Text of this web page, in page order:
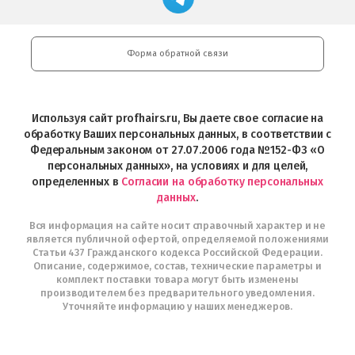
Play
профессиональной
Professional
и
Интернет-
Telegram
Форма обратной связи
Используя сайт profhairs.ru, Вы даете свое согласие на
обработку Ваших персональных данных, в соответствии с
Федеральным законом от 27.07.2006 года №152-ФЗ «О
персональных данных», на условиях и для целей,
определенных в Согласии на обработку персональных
данных.
Вся информация на сайте носит справочный характер и не
является публичной офертой, определяемой положениями
Статьи 437 Гражданского кодекса Российской Федерации.
Описание, содержимое, состав, технические параметры и
комплект поставки товара могут быть изменены
производителем без предварительного уведомления.
Уточняйте информацию у наших менеджеров.